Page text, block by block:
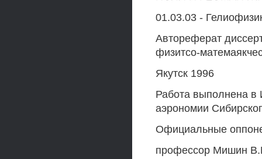
01.03.03 -
Автореферат
физитсо-
Якутск 1996
Работа выполнена в
аэрономии
Официальные
профессор Мишин